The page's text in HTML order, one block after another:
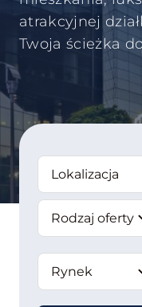
Flipuj
Komercyjne
Analizuj Grunt
Oferty Dyskretne
atrakcyjnej
Twoja ścieżka